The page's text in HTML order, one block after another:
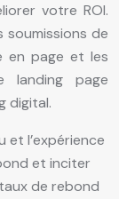
votre ROI.
soumissions de
en page et les
landing page
digital.
et l’expérience
et inciter
de rebond